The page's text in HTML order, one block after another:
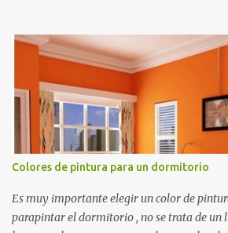
matemáticos, para decorar los cumpleaños
otras cosas.
Colores de pintura para un dormitorio
Es muy importante elegir un color de
parapintar el dormitorio , no se trata de un